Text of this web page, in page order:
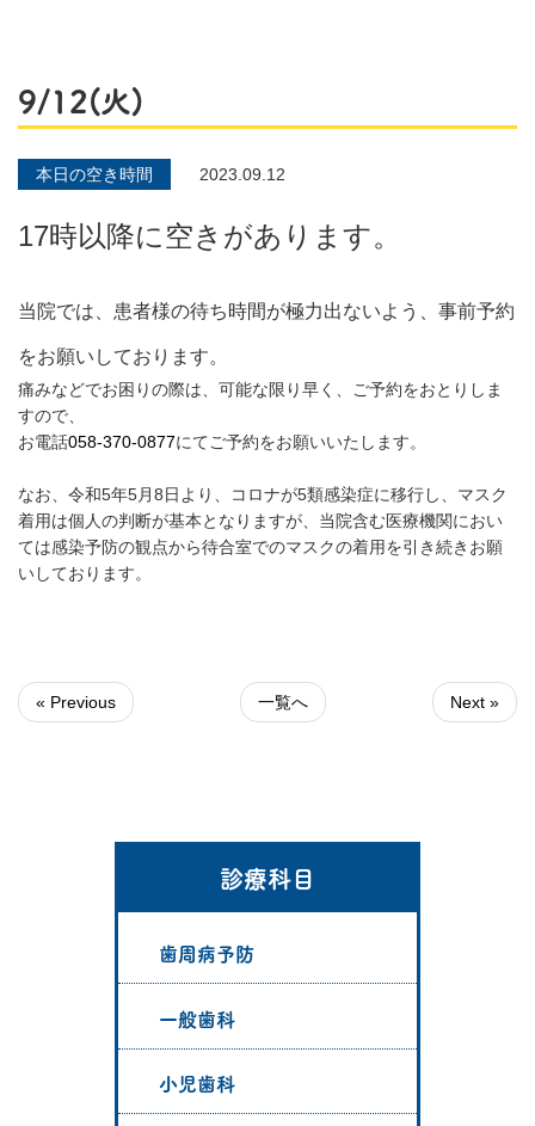
9/12(火)
本日の空き時間 2023.09.12
17時以降に空きがあります。
当院では、患者様の待ち時間が極力出ないよう、事前予約
をお願いしております。
痛みなどでお困りの際は、可能な限り早く、ご予約をおとりしま
すので、
お電話058-370-0877にてご予約をお願いいたします。
なお、令和5年5月8日より、コロナが5類感染症に移行し、マスク
着用は個人の判断が基本となりますが、当院含む医療機関におい
ては感染予防の観点から待合室でのマスクの着用を引き続きお願
いしております。
« Previous 一覧へ Next »
診療科目
歯周病予防
一般歯科
小児歯科